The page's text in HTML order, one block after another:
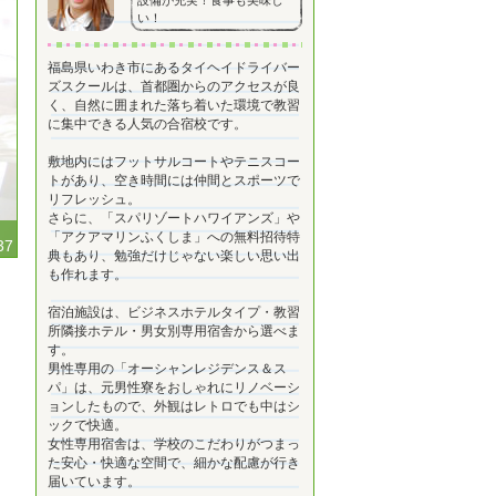
い！
福島県いわき市にあるタイヘイドライバー
ズスクールは、首都圏からのアクセスが良
く、自然に囲まれた落ち着いた環境で教習
に集中できる人気の合宿校です。
敷地内にはフットサルコートやテニスコー
トがあり、空き時間には仲間とスポーツで
リフレッシュ。
さらに、「スパリゾートハワイアンズ」や
「アクアマリンふくしま」への無料招待特
典もあり、勉強だけじゃない楽しい思い出
も作れます。
宿泊施設は、ビジネスホテルタイプ・教習
所隣接ホテル・男女別専用宿舎から選べま
す。
男性専用の「オーシャンレジデンス＆ス
パ」は、元男性寮をおしゃれにリノベーシ
ョンしたもので、外観はレトロでも中はシ
ックで快適。
女性専用宿舎は、学校のこだわりがつまっ
た安心・快適な空間で、細かな配慮が行き
届いています。